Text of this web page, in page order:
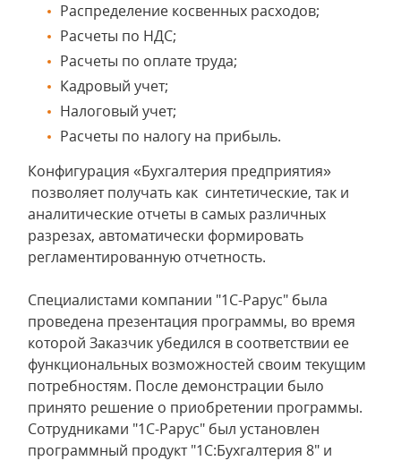
Распределение косвенных расходов;
Расчеты по НДС;
Расчеты по оплате труда;
Кадровый учет;
Налоговый учет;
Расчеты по налогу на прибыль.
Конфигурация «Бухгалтерия предприятия»
позволяет получать как синтетические, так и
аналитические отчеты в самых различных
разрезах, автоматически формировать
регламентированную отчетность.
Специалистами компании "1С-Рарус" была
проведена презентация программы, во время
которой Заказчик убедился в соответствии ее
функциональных возможностей своим текущим
потребностям. После демонстрации было
принято решение о приобретении программы.
Сотрудниками "1С-Рарус" был установлен
программный продукт "1С:Бухгалтерия 8" и